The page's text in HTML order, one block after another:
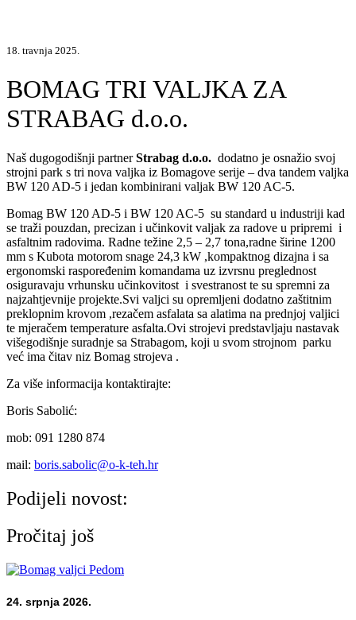
18. travnja 2025.
BOMAG TRI VALJKA ZA
STRABAG d.o.o.
Naš dugogodišnji partnerStrabag d.o.o. dodatno je osnažio svoj
strojni park s tri nova valjka iz Bomagove serije – dva tandem valjka
BW 120 AD-5 i jedan kombinirani valjak BW 120 AC-5.
Bomag BW 120 AD-5 i BW 120 AC-5 su standard u industriji kad
se traži pouzdan, precizan i učinkovit valjak za radove u pripremi i
asfaltnim radovima. Radne težine 2,5 – 2,7 tona,radne širine 1200
mm s Kubota motorom snage 24,3 kW ,kompaktnog dizajna i sa
ergonomski raspoređenim komandama uz izvrsnu preglednost
osiguravaju vrhunsku učinkovitost i svestranost te su spremni za
najzahtjevnije projekte.Svi valjci su opremljeni dodatno zaštitnim
preklopnim krovom ,rezačem asfalata sa alatima na prednjoj valjici
te mjeračem temperature asfalta.Ovi strojevi predstavljaju nastavak
višegodišnje suradnje sa Strabagom, koji u svom strojnom parku
već ima čitav niz Bomag strojeva .
Za više informacija kontaktirajte:
Boris Sabolić:
mob: 091 1280 874
mail: boris.sabolic@o-k-teh.hr
Podijeli novost:
Pročitaj još
24. srpnja 2026.